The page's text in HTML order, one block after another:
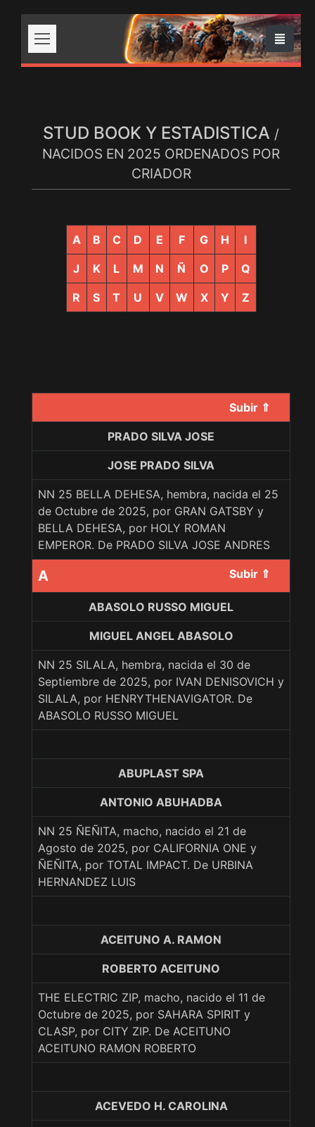
STUD BOOK Y ESTADISTICA /
NACIDOS EN 2025 ORDENADOS POR
CRIADOR
A B C D E F G H I
J K L M N Ñ O P Q
R S T U V W X Y Z
Subir ⇑
PRADO SILVA JOSE
JOSE PRADO SILVA
NN 25 BELLA DEHESA, hembra, nacida el 25
de Octubre de 2025, por GRAN GATSBY y
BELLA DEHESA, por HOLY ROMAN
EMPEROR. De PRADO SILVA JOSE ANDRES
A Subir ⇑
ABASOLO RUSSO MIGUEL
MIGUEL ANGEL ABASOLO
NN 25 SILALA, hembra, nacida el 30 de
Septiembre de 2025, por IVAN DENISOVICH y
SILALA, por HENRYTHENAVIGATOR. De
ABASOLO RUSSO MIGUEL
ABUPLAST SPA
ANTONIO ABUHADBA
NN 25 ÑEÑITA, macho, nacido el 21 de
Agosto de 2025, por CALIFORNIA ONE y
ÑEÑITA, por TOTAL IMPACT. De URBINA
HERNANDEZ LUIS
ACEITUNO A. RAMON
ROBERTO ACEITUNO
THE ELECTRIC ZIP, macho, nacido el 11 de
Octubre de 2025, por SAHARA SPIRIT y
CLASP, por CITY ZIP. De ACEITUNO
ACEITUNO RAMON ROBERTO
ACEVEDO H. CAROLINA